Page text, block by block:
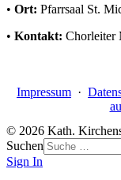
• Ort: Pfarrsaal St.
• Kontakt: Chorleiter
Impressum ·
© 2026 Kath.
Suchen
Sign In